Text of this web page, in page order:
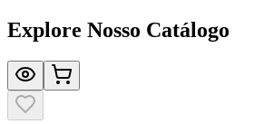
Explore Nosso Catálogo